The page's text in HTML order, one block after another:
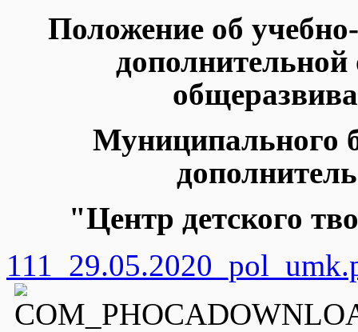
Положение об
Муниципального
"Центр детского